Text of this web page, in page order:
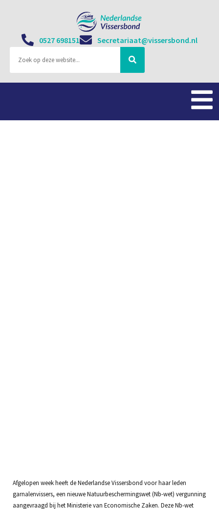
0527 698151 Secretariaat@vissersbond.nl
Afgelopen week heeft de Nederlandse Vissersbond voor haar leden
garnalenvissers, een nieuwe Natuurbeschermingswet (Nb-wet) vergunning
aangevraagd bij het Ministerie van Economische Zaken. Deze Nb-wet